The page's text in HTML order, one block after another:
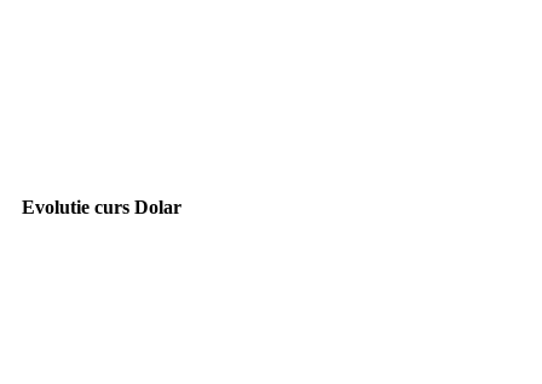
Evolutie curs Dolar